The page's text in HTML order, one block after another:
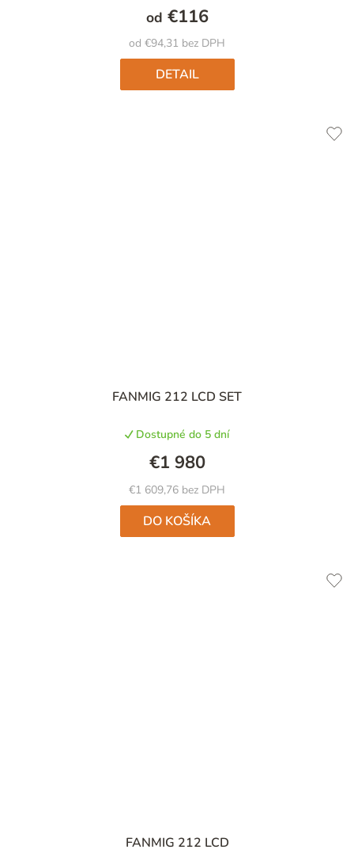
od €94,31 bez DPH
od €116
DETAIL
FANMIG 212 LCD SET
Dostupné do 5 dní
€1 609,76 bez DPH
€1 980
DO KOŠÍKA
FANMIG 212 LCD